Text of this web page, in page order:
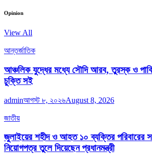
Opinion
View All
আন্তর্জাতিক
আঞ্চলিক যুদ্ধের মধ্যে সৌদি আরব, তুরস্ক ও
চুক্তি সই
adminআগস্ট ৮, ২০২৬August 8, 2026
জাতীয়
জুলাইয়ের শহীদ ও আহত ১০ ব্যক্তির পরিবারের
নিয়োগপত্র তুলে দিয়েছেন প্রধানমন্ত্রী